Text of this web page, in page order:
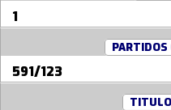
1
PARTIDOS
591/123